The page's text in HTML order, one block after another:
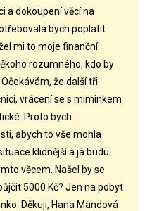
a dokoupení věcí na
bych poplatit
mi to moje finanční
rozumného, kdo by
že další tři
vrácení se s miminkem
Proto bych
abych to vše mohla
klidnější a já budu
věcem. Našel by se
5000 Kč? Jen na pobyt
Děkuji, Hana Mandová